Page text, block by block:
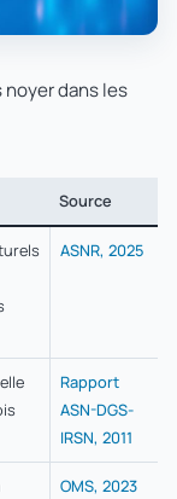
dans les
Source
ASNR, 2025
Rapport
ASN-DGS-
IRSN, 2011
OMS, 2023